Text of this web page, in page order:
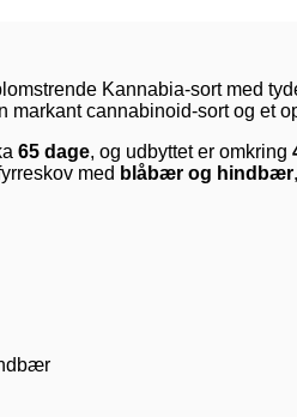
Kannabia-sort med
markant cannabinoid-sort og et
65 dage, og udbyttet er omkring
med blåbær og hindbær